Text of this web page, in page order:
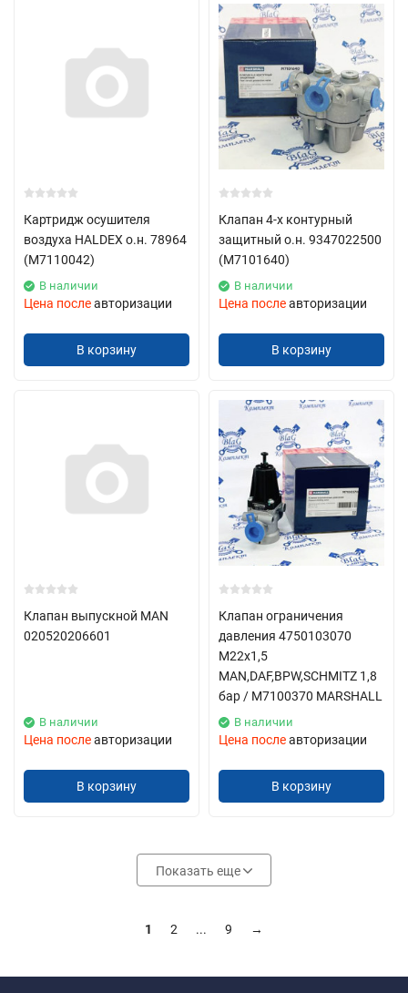
Картридж осушителя
воздуха HALDEX о.н. 78964
(М7110042)
В наличии
Цена послеавторизации
В корзину
Клапан 4-х контурный
защитный о.н. 9347022500
(М7101640)
В наличии
Цена послеавторизации
В корзину
Клапан выпускной MAN
020520206601
В наличии
Цена послеавторизации
В корзину
Клапан ограничения
давления 4750103070
М22х1,5
MAN,DAF,BPW,SCHMITZ 1,8
бар / М7100370 MARSHALL
В наличии
Цена послеавторизации
В корзину
Показать еще
1 2 ... 9 →